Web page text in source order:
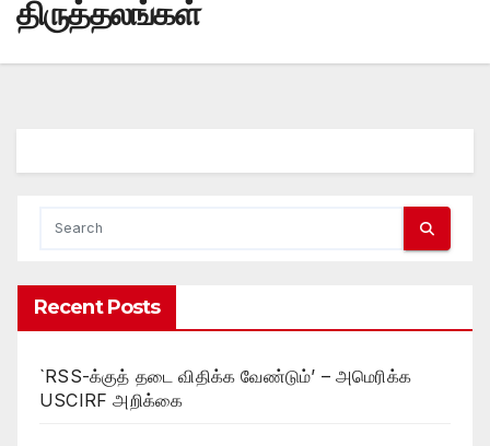
திருத்தலங்கள்
Recent Posts
`RSS-க்குத் தடை விதிக்க வேண்டும்’ – அமெரிக்க
USCIRF அறிக்கை